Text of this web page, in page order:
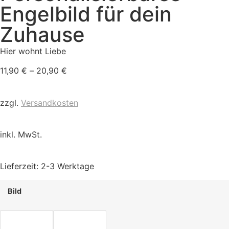
Engelbild für dein
Zuhause
Hier wohnt Liebe
11,90 € – 20,90 €
zzgl. Versandkosten
inkl. MwSt.
Lieferzeit: 2-3 Werktage
Bild